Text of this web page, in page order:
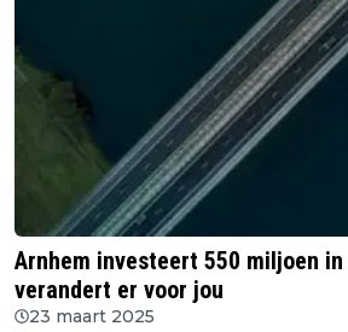
Arnhem investeert 550 miljoen
verandert er voor jou
23 maart 2025